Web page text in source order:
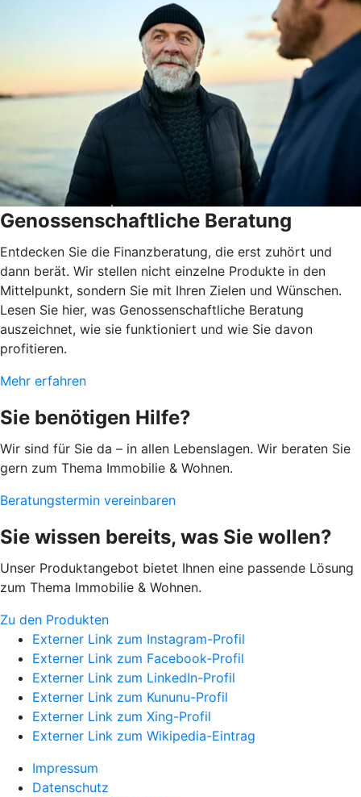
Genossenschaftliche Beratung
Entdecken Sie die Finanzberatung, die erst zuhört und
dann berät. Wir stellen nicht einzelne Produkte in den
Mittelpunkt, sondern Sie mit Ihren Zielen und Wünschen.
Lesen Sie hier, was Genossenschaftliche Beratung
auszeichnet, wie sie funktioniert und wie Sie davon
profitieren.
Mehr erfahren
Sie benötigen Hilfe?
Wir sind für Sie da – in allen Lebenslagen. Wir beraten Sie
gern zum Thema Immobilie & Wohnen.
Beratungstermin vereinbaren
Sie wissen bereits, was Sie wollen?
Unser Produktangebot bietet Ihnen eine passende Lösung
zum Thema Immobilie & Wohnen.
Zu den Produkten
Externer Link zum Instagram-Profil
Externer Link zum Facebook-Profil
Externer Link zum LinkedIn-Profil
Externer Link zum Kununu-Profil
Externer Link zum Xing-Profil
Externer Link zum Wikipedia-Eintrag
Impressum
Datenschutz